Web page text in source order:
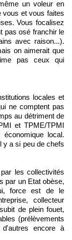
un voleur en
vous et vous faites
Vous focalisez
pas osé franchir le
avec raison...).
on aimerait que
pas ceux qui
locales et
ne comptent pas
au détriment de
et TPME/TPMI
local.
y a si peu de chefs
les collectivités
par un Etat obèse,
force est de le
collecteur
de plein fouet,
(prélèvements
encore à